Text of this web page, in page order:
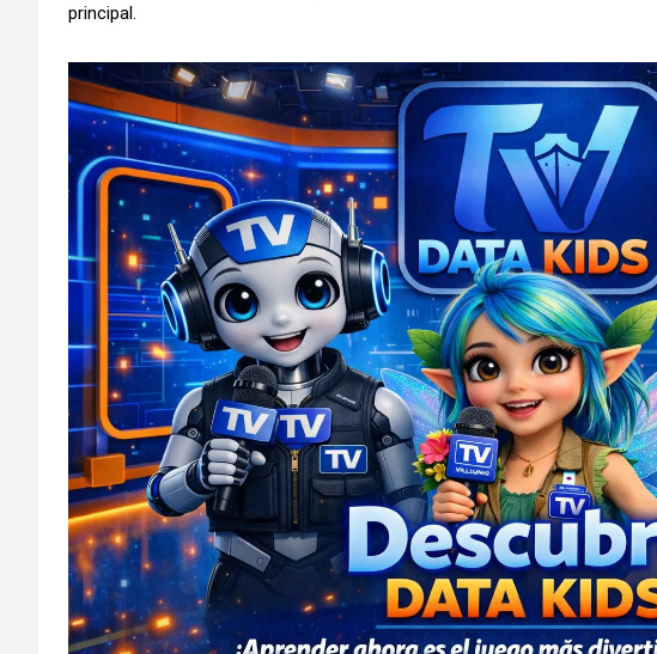
principal.